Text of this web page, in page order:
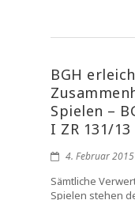
BGH
Spielen –
I ZR 131/13
4. Februar 2015
Sämtliche
Spielen stehen